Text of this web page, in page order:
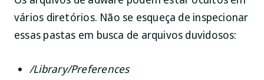
vários diretórios. Não se esqueça de inspecionar
essas pastas em busca de arquivos duvidosos:
/Library/Preferences